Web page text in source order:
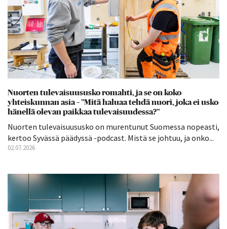
Nuorten tulevaisuususko romahti, ja se on koko
yhteiskunnan asia – ”Mitä haluaa tehdä nuori, joka ei usko
hänellä olevan paikkaa tulevaisuudessa?”
Nuorten tulevaisuususko on murentunut Suomessa nopeasti,
kertoo Syvässä päädyssä -podcast. Mistä se johtuu, ja onko...
02.07.2026